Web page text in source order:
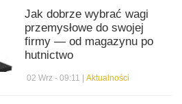
Jak dobrze wybrać wagi
przemysłowe do swojej
firmy — od magazynu po
hutnictwo
02 Wrz - 09:11 |Aktualności